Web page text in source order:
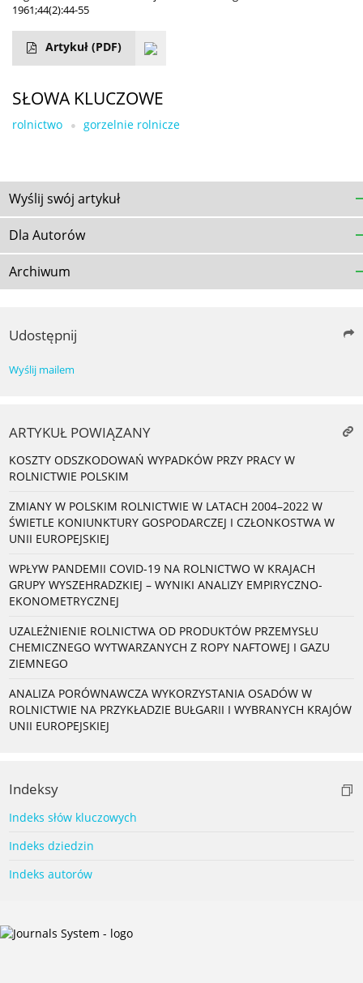
1961;44(2):44-55
Artykuł (PDF)
SŁOWA KLUCZOWE
rolnictwo gorzelnie rolnicze
Wyślij swój artykuł
Dla Autorów
Archiwum
Udostępnij
Wyślij mailem
ARTYKUŁ POWIĄZANY
KOSZTY ODSZKODOWAŃ WYPADKÓW PRZY PRACY W
ROLNICTWIE POLSKIM
ZMIANY W POLSKIM ROLNICTWIE W LATACH 2004–2022 W
ŚWIETLE KONIUNKTURY GOSPODARCZEJ I CZŁONKOSTWA W
UNII EUROPEJSKIEJ
WPŁYW PANDEMII COVID-19 NA ROLNICTWO W KRAJACH
GRUPY WYSZEHRADZKIEJ – WYNIKI ANALIZY EMPIRYCZNO-
EKONOMETRYCZNEJ
UZALEŻNIENIE ROLNICTWA OD PRODUKTÓW PRZEMYSŁU
CHEMICZNEGO WYTWARZANYCH Z ROPY NAFTOWEJ I GAZU
ZIEMNEGO
ANALIZA PORÓWNAWCZA WYKORZYSTANIA OSADÓW W
ROLNICTWIE NA PRZYKŁADZIE BUŁGARII I WYBRANYCH KRAJÓW
UNII EUROPEJSKIEJ
Indeksy
Indeks słów kluczowych
Indeks dziedzin
Indeks autorów